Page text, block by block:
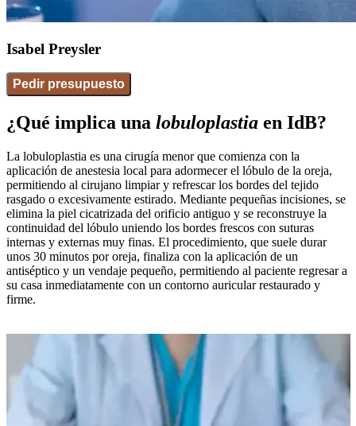
Isabel Preysler
Pedir presupuesto
¿Qué implica una lobuloplastia en IdB?
La lobuloplastia es una cirugía menor que comienza con la
aplicación de anestesia local para adormecer el lóbulo de la oreja,
permitiendo al cirujano limpiar y refrescar los bordes del tejido
rasgado o excesivamente estirado. Mediante pequeñas incisiones, se
elimina la piel cicatrizada del orificio antiguo y se reconstruye la
continuidad del lóbulo uniendo los bordes frescos con suturas
internas y externas muy finas. El procedimiento, que suele durar
unos 30 minutos por oreja, finaliza con la aplicación de un
antiséptico y un vendaje pequeño, permitiendo al paciente regresar a
su casa inmediatamente con un contorno auricular restaurado y
firme.